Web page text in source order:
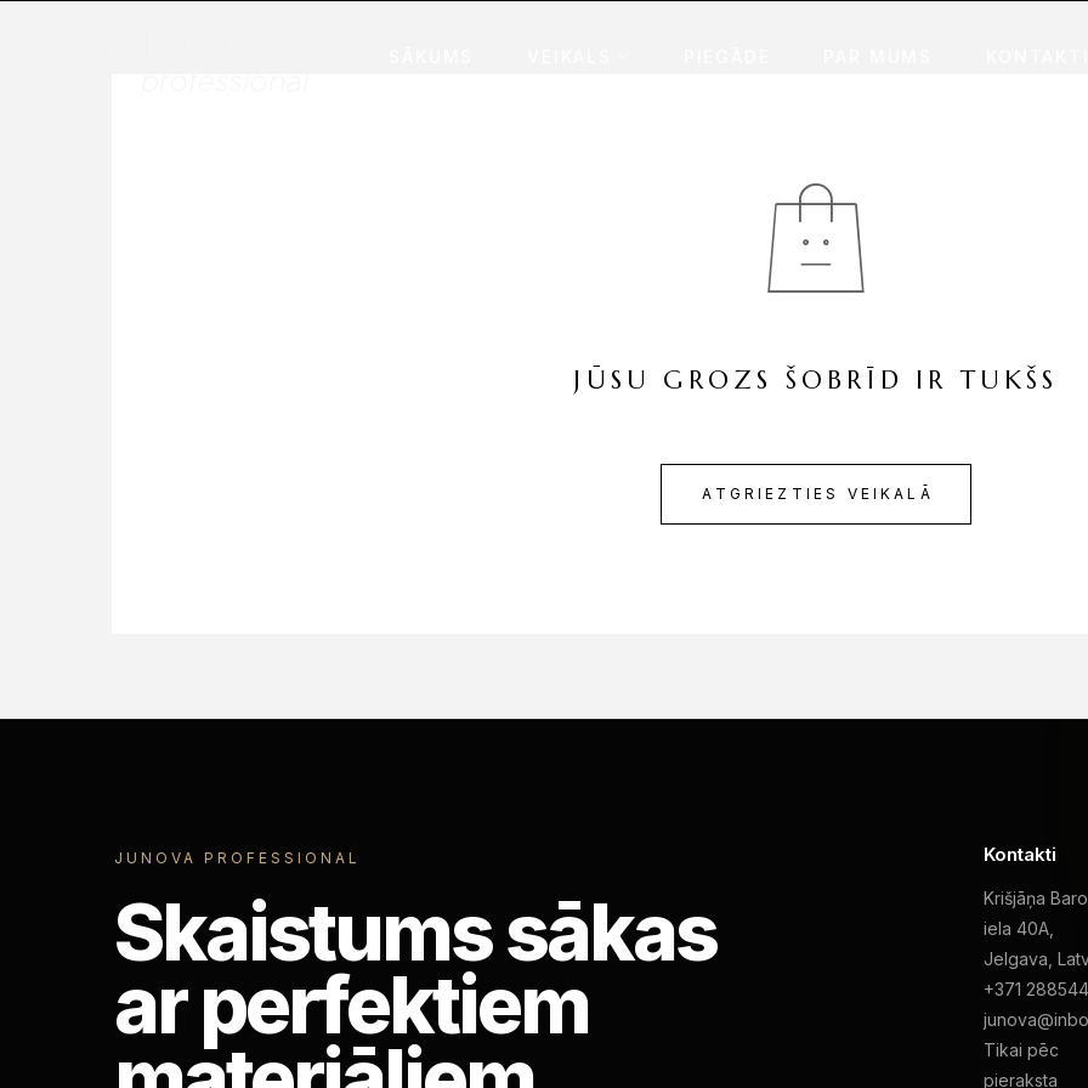
JŪSU GROZS ŠOBRĪD IR TUKŠS
ATGRIEZTIES VEIKALĀ
JUNOVA PROFESSIONAL
Skaistums sākas
ar perfektiem
Kontakti
Krišjāņa
iela 40A,
Jelgava,
+371
Tikai pēc
pieraksta